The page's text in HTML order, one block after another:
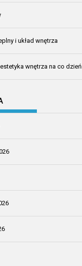
i układ wnętrza
wnętrza na co dzień